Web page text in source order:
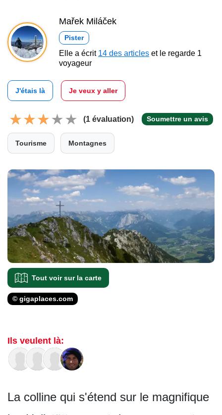
Mařek Miláček
Pister
Elle a écrit 14 des articles et le regarde 1
voyageur
J'étais là Je veux y aller
(1 évaluation) Soumettre un avis
Tourisme Montagnes
Tout voir sur la carte
© gigaplaces.com
Ils veulent là:
La colline qui s'étend sur le magnifique